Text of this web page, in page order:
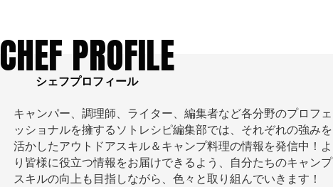
CHEF PROFILE
シェフプロフィール
キャンパー、調理師、ライター、編集者など各分野のプロフェ
ッショナルを擁するソトレシピ編集部では、それぞれの強みを
活かしたアウトドアスキル＆キャンプ料理の情報を発信中！よ
り皆様に役立つ情報をお届けできるよう、自分たちのキャンプ
スキルの向上も目指しながら、色々と取り組んでいきます！